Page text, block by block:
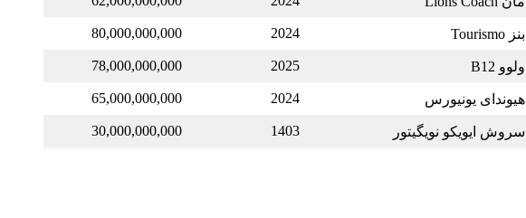
بنز Tourismo 2024
80,000,000,000
ولوو B12 2025
78,000,000,000
هیوندای یونیورس 2024
65,000,000,000
سروش ایویکو نویگیتور 1403
30,000,000,000